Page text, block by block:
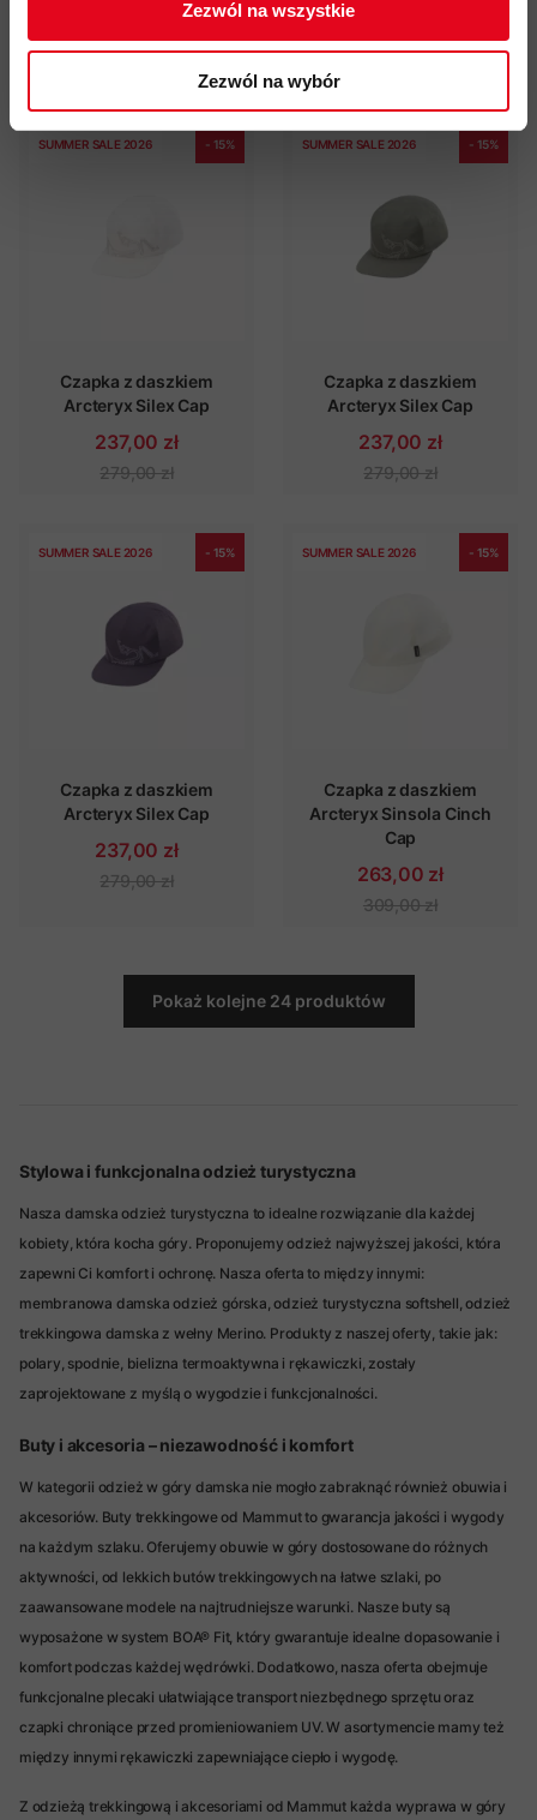
Zezwól na wszystkie
Zezwól na wybór
SUMMER SALE 2026 - 15%
Czapka z daszkiem
Arcteryx Silex Cap
237,00 zł
279,00 zł
SUMMER SALE 2026 - 15%
Czapka z daszkiem
Arcteryx Silex Cap
237,00 zł
279,00 zł
SUMMER SALE 2026 - 15%
Czapka z daszkiem
Arcteryx Silex Cap
237,00 zł
279,00 zł
SUMMER SALE 2026 - 15%
Czapka z daszkiem
Arcteryx Sinsola Cinch
Cap
263,00 zł
309,00 zł
Pokaż kolejne 24 produktów
Stylowa i funkcjonalna odzież turystyczna
Nasza damska odzież turystyczna to idealne rozwiązanie dla każdej
kobiety, która kocha góry. Proponujemy odzież najwyższej jakości, która
zapewni Ci komfort i ochronę. Nasza oferta to między innymi:
membranowa damska odzież górska,odzież turystyczna softshell,odzież
trekkingowa damska z wełny Merino. Produkty z naszej oferty, takie jak:
polary, spodnie, bielizna termoaktywna i rękawiczki, zostały
zaprojektowane z myślą o wygodzie i funkcjonalności.
Buty i akcesoria – niezawodność i komfort
W kategorii odzież w góry damska nie mogło zabraknąć również obuwia i
akcesoriów. Buty trekkingowe od Mammut to gwarancja jakości i wygody
na każdym szlaku. Oferujemy obuwie w góry dostosowane do różnych
aktywności, od lekkich butów trekkingowych na łatwe szlaki, po
zaawansowane modele na najtrudniejsze warunki. Nasze buty są
wyposażone w system BOA® Fit, który gwarantuje idealne dopasowanie i
komfort podczas każdej wędrówki. Dodatkowo, nasza oferta obejmuje
funkcjonalne plecaki ułatwiające transport niezbędnego sprzętu oraz
czapki chroniące przed promieniowaniem UV. W asortymencie mamy też
między innymi rękawiczki zapewniające ciepło i wygodę.
Z odzieżą trekkingową i akcesoriami od Mammut każda wyprawa w góry